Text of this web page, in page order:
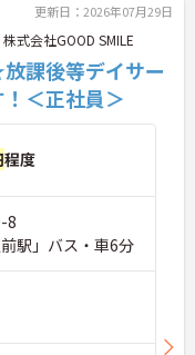
更新日：2026年07月29日
株式会社GOOD SMILE
課後等デイサー
＜正社員＞
程度
8
駅」バス・車6分